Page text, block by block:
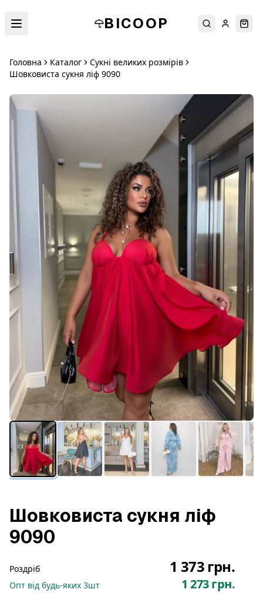
BICOOP ПошукУвійти
Головна Каталог
Сукні великих розмірів
Шовковиста сукня ліф 9090
Шовковиста сукня ліф
9090
Роздріб 1 373 грн.
Опт від будь-яких 3шт 1 273 грн.